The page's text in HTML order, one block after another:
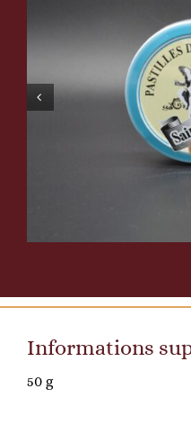
Informations
50 g